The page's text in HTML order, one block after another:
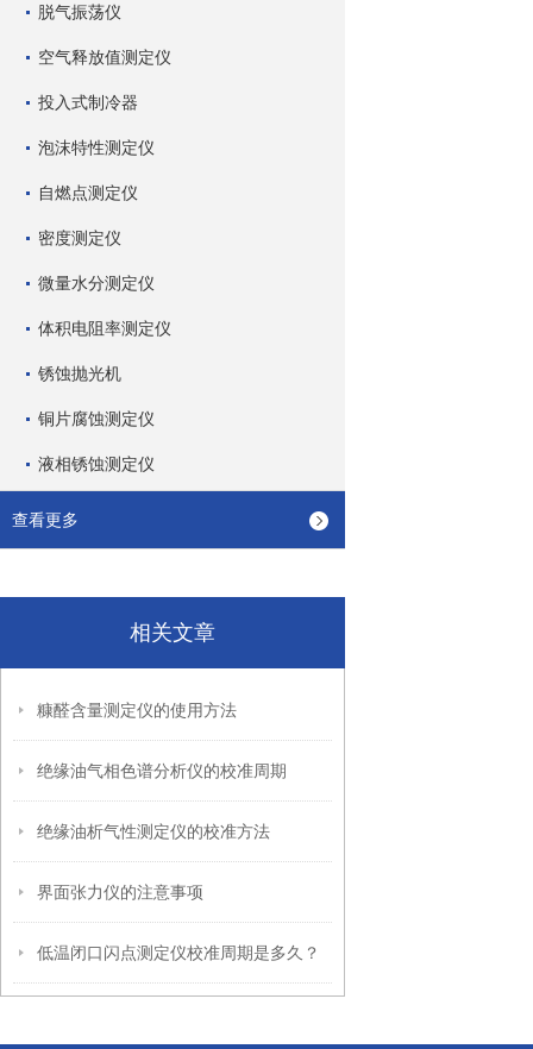
脱气振荡仪
空气释放值测定仪
投入式制冷器
泡沫特性测定仪
自燃点测定仪
密度测定仪
微量水分测定仪
体积电阻率测定仪
锈蚀抛光机
铜片腐蚀测定仪
液相锈蚀测定仪
查看更多
相关文章
糠醛含量测定仪的使用方法
绝缘油气相色谱分析仪的校准周期
绝缘油析气性测定仪的校准方法
界面张力仪的注意事项
低温闭口闪点测定仪校准周期是多久？